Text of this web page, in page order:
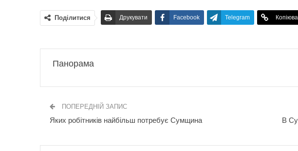
Поділитися Друкувати Facebook Telegram
Панорама
ПОПЕРЕДНІЙ ЗАПИС
Яких робітників найбільш потребує Сумщина
В